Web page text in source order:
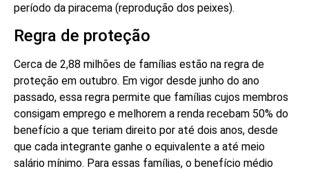
período da piracema (reprodução dos peixes).
Regra de proteção
Cerca de 2,88 milhões de famílias estão na regra de
proteção em outubro. Em vigor desde junho do ano
passado, essa regra permite que famílias cujos membros
consigam emprego e melhorem a renda recebam 50% do
benefício a que teriam direito por até dois anos, desde
que cada integrante ganhe o equivalente a até meio
salário mínimo. Para essas famílias, o benefício médio